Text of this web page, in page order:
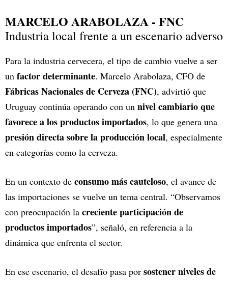
MARCELO ARABOLAZA - FNC
Industria local frente a un escenario adverso
Para la industria cervecera, el tipo de cambio vuelve a ser
un factor determinante. Marcelo Arabolaza, CFO de
Fábricas Nacionales de Cerveza (FNC), advirtió que
Uruguay continúa operando con un nivel cambiario que
favorece a los productos importados, lo que genera una
presión directa sobre la producción local, especialmente
en categorías como la cerveza.
En un contexto de consumo más cauteloso, el avance de
las importaciones se vuelve un tema central. “Observamos
con preocupación la creciente participación de
productos importados”, señaló, en referencia a la
dinámica que enfrenta el sector.
En ese escenario, el desafío pasa por sostener niveles de